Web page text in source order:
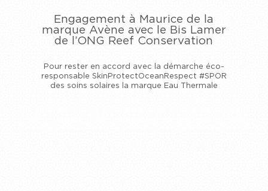
Engagement à Maurice de la
marque Avène avec le Bis Lamer
de l’ONG Reef Conservation
Pour rester en accord avec la démarche éco-
responsable SkinProtectOceanRespect #SPOR
des soins solaires la marque Eau Thermale